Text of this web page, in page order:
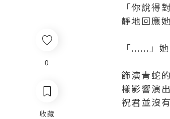
0
收藏
「你說得
靜地回應
「......」
飾演青蛇
樣影響演
祝君並沒